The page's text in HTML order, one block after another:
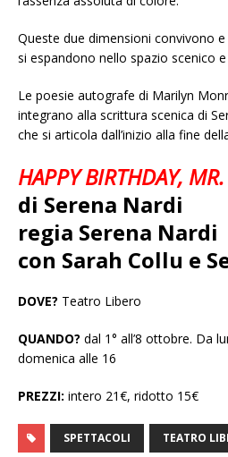
Queste due dimensioni convivono
si espandono nello spazio scenico
Le poesie autografe di Marilyn
integrano alla scrittura scenica di
che si articola dall’inizio alla fine
HAPPY BIRTHDAY,
di Serena Nardi
regia Serena Nardi
con Sarah Collu e
DOVE? Teatro Libero
QUANDO? dal 1° all’8 ottobre. Da
domenica alle 16
PREZZI: intero 21€, ridotto 15€
SPETTACOLI TEATRO